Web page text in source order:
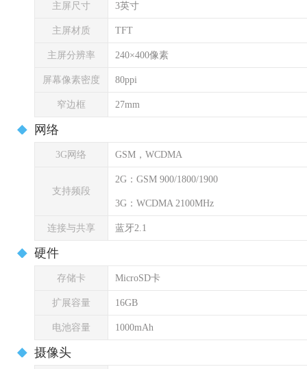
主屏尺寸 3英寸
主屏材质 TFT
主屏分辨率 240×400像素
屏幕像素密度 80ppi
窄边框 27mm
网络
3G网络 GSM，WCDMA
支持频段
2G：GSM 900/1800/1900
3G：WCDMA 2100MHz
连接与共享 蓝牙2.1
硬件
存储卡 MicroSD卡
扩展容量 16GB
电池容量 1000mAh
摄像头